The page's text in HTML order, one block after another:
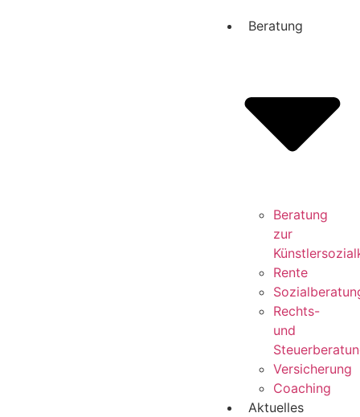
Beratung
Beratung
zur
Rente
Rechts-
und
Versicherung
Coaching
Aktuelles